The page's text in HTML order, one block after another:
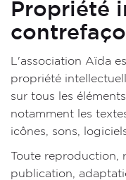
Propriété
L'association Aïda
propriété
sur tous les
notamment les
icônes, sons,
Toute reproduction,
publication,